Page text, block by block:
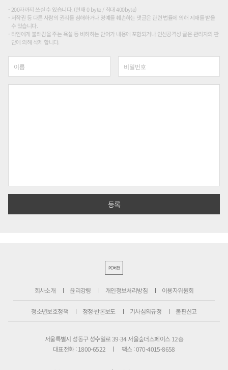
200자까지 쓰실 수 있습니다. (현재 0 byte / 최대 400byte)
저작권 등 다른 사람의 권리를 침해하거나 명예를 훼손하는 댓글은 관련 법률에 의해 제재를 받을
수 있습니다.
타인에게 불쾌감을 주는 욕설 등 비하하는 단어가 내용에 포함되거나 인신공격성 글은 관리자의 판
단에 의해 삭제 합니다.
PC버전
회사소개 윤리강령 개인정보처리방침 이용자위원회
청소년보호정책 정정·반론보도 기사심의규정 불편신고
서울특별시 성동구 성수일로 39-34 서울숲더스페이스 12층
대표전화 : 1800-6522
팩스 : 070-4015-8658